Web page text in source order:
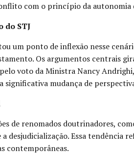
com o princípio da autonomia
do STJ
um ponto de inflexão nesse
Os argumentos centrais
voto da Ministra Nancy
significativa mudança de
de renomados doutrinadores,
desjudicialização. Essa
contemporâneas.